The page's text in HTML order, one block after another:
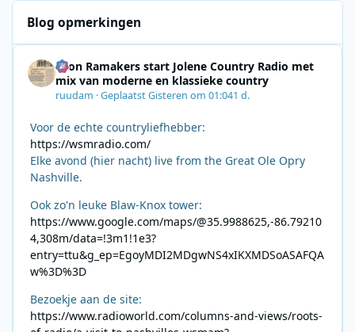
Blog opmerkingen
Leon Ramakers start Jolene Country Radio met
mix van moderne en klassieke country
ruudam ·GeplaatstGisteren om 01:041 d.
Voor de echte countryliefhebber:
https://wsmradio.com/
Elke avond (hier nacht) live from the Great Ole Opry
Nashville.
Ook zo'n leuke Blaw-Knox tower:
https://www.google.com/maps/@35.9988625,-86.79210
4,308m/data=!3m1!1e3?
entry=ttu&g_ep=EgoyMDI2MDgwNS4xIKXMDSoASAFQA
w%3D%3D
Bezoekje aan de site:
https://www.radioworld.com/columns-and-views/roots-